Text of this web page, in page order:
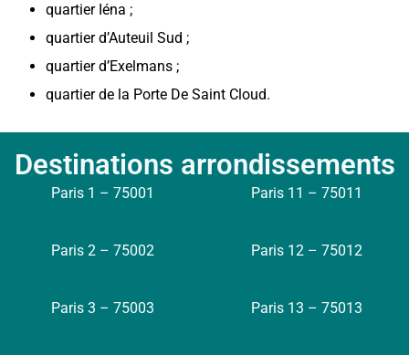
quartier Iéna ;
quartier d’Auteuil Sud ;
quartier d’Exelmans ;
quartier de la Porte De Saint Cloud.
Destinations arrondissements
Paris 1 – 75001
Paris 2 – 75002
Paris 3 – 75003
Paris 11 – 75011
Paris 12 – 75012
Paris 13 – 75013